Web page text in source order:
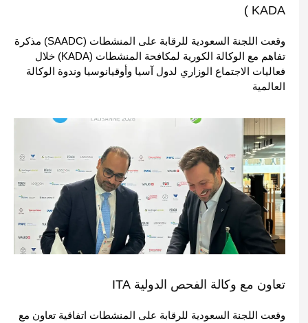
KADA )
وقعت اللجنة السعودية للرقابة على المنشطات (SAADC) مذكرة
تفاهم مع الوكالة الكورية لمكافحة المنشطات (KADA) خلال
فعاليات الاجتماع الوزاري لدول آسيا وأوقيانوسيا وندوة الوكالة
العالمية
تعاون مع وكالة الفحص الدولية ITA
وقعت اللجنة السعودية للرقابة على المنشطات اتفاقية تعاون مع